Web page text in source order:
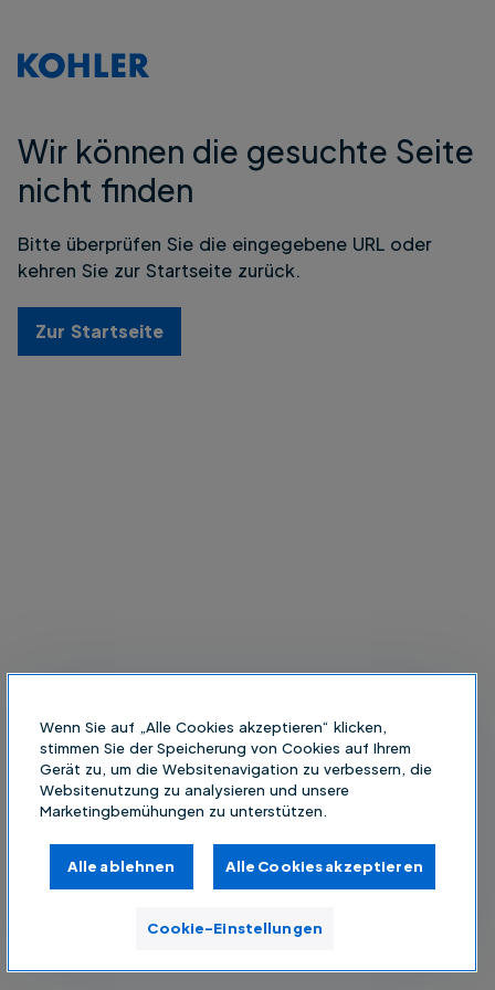
Wir können die gesuchte Seite
nicht finden
Bitte überprüfen Sie die eingegebene URL oder
kehren Sie zur Startseite zurück.
Zur Startseite
Wenn Sie auf „Alle Cookies akzeptieren“ klicken,
stimmen Sie der Speicherung von Cookies auf Ihrem
Gerät zu, um die Websitenavigation zu verbessern, die
Websitenutzung zu analysieren und unsere
Marketingbemühungen zu unterstützen.
Alle ablehnen Alle Cookies akzeptieren
Cookie-Einstellungen